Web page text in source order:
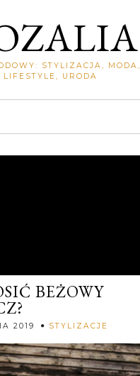
STYLIZACJA, MODA,
LIFESTYLE, URODA
BEŻOWY
2019 STYLIZACJE